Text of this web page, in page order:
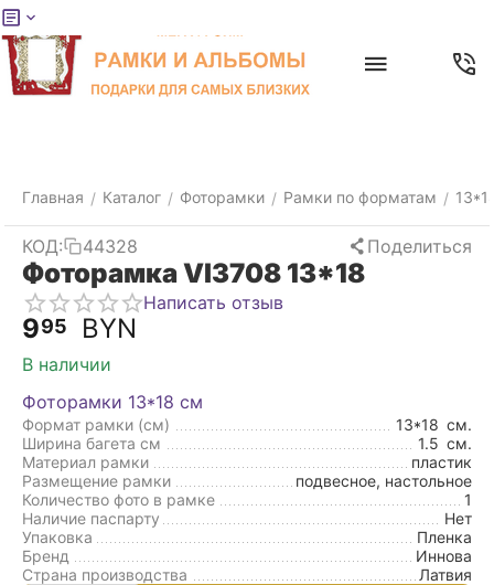
Главная / Каталог / Фоторамки / Рамки по форматам /
КОД: 44328 Поделиться
Фоторамка VI3708 13*18
Написать отзыв
995 BYN
В наличии
Фоторамки 13*18 см
Формат рамки (см) 13*18 см.
Ширина багета см
1.5 см.
Материал рамки
пластик
Размещение рамки
подвесное, настольное
Количество фото в рамке
1
Наличие паспарту
Нет
Упаковка
Пленка
Бренд
Иннова
Страна производства
Латвия
Меню
товары